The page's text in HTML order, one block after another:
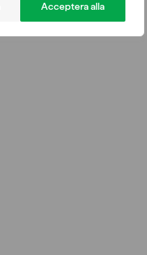
Acceptera alla